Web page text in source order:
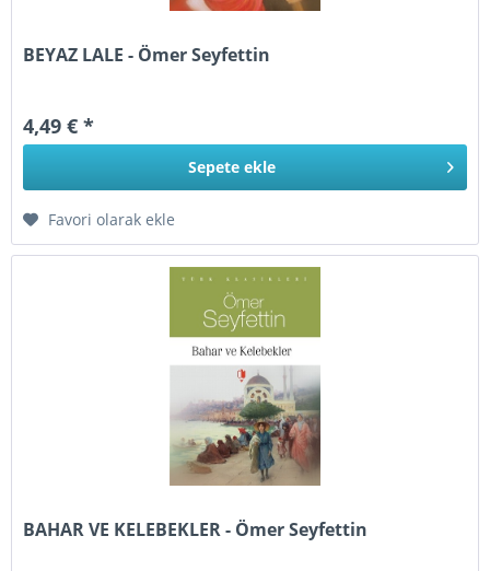
BEYAZ LALE - Ömer Seyfettin
4,49 € *
Sepete ekle
Favori olarak ekle
BAHAR VE KELEBEKLER - Ömer Seyfettin